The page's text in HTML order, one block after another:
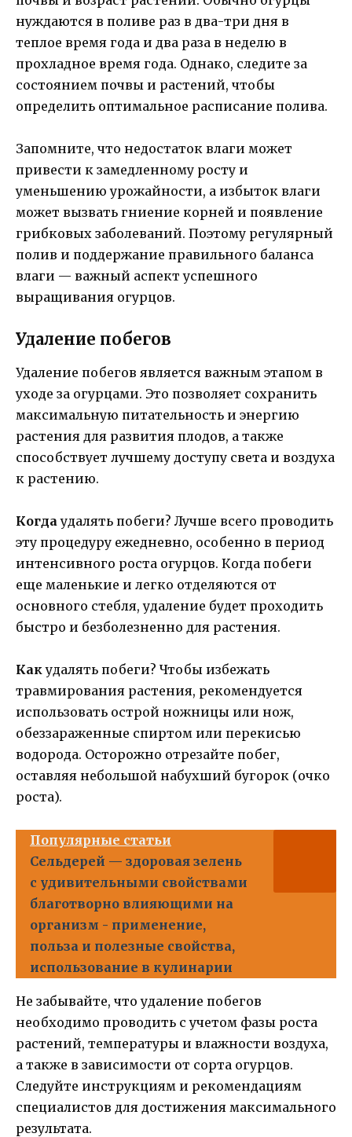
нуждаются в поливе раз в два-три дня в
теплое время года и два раза в неделю в
прохладное время года. Однако, следите за
состоянием почвы и растений, чтобы
определить оптимальное расписание полива.
Запомните, что недостаток влаги может
привести к замедленному росту и
уменьшению урожайности, а избыток влаги
может вызвать гниение корней и появление
грибковых заболеваний. Поэтому регулярный
полив и поддержание правильного баланса
влаги — важный аспект успешного
выращивания огурцов.
Удаление побегов
Удаление побегов является важным этапом в
уходе за огурцами. Это позволяет сохранить
максимальную питательность и энергию
растения для развития плодов, а также
способствует лучшему доступу света и воздуха
к растению.
Когдаудалять побеги? Лучше всего проводить
эту процедуру ежедневно, особенно в период
интенсивного роста огурцов. Когда побеги
еще маленькие и легко отделяются от
основного стебля, удаление будет проходить
быстро и безболезненно для растения.
Какудалять побеги? Чтобы избежать
травмирования растения, рекомендуется
использовать острой ножницы или нож,
обеззараженные спиртом или перекисью
водорода. Осторожно отрезайте побег,
оставляя небольшой набухший бугорок (очко
роста).
Популярные статьи
Сельдерей — здоровая зелень
с удивительными свойствами
благотворно влияющими на
организм - применение,
польза и полезные свойства,
использование в кулинарии
Не забывайте, что удаление побегов
необходимо проводить с учетом фазы роста
растений, температуры и влажности воздуха,
а также в зависимости от сорта огурцов.
Следуйте инструкциям и рекомендациям
специалистов для достижения максимального
результата.